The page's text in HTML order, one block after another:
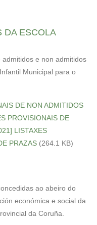
DA ESCOLA
e non admitidos
Municipal para o
DE NON ADMITIDOS
PROVISIONAIS DE
LISTAXES
PRAZAS (264.1 KB)
ao abeiro do
económica e social da
da Coruña.